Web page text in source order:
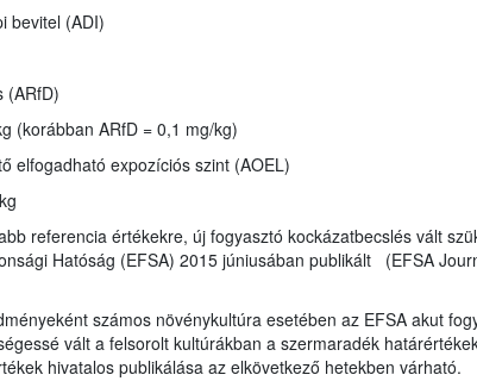
bevitel (ADI)
(ARfD)
ARfD = 0,1 mg/kg)
elfogadható expozíciós szint (AOEL)
referencia értékekre, új fogyasztó kockázatbecslés vált
Hatóság (EFSA) 2015 júniusában publikált (EFSA
számos növénykultúra esetében az EFSA akut
vált a felsorolt kultúrákban a szermaradék
hivatalos publikálása az elkövetkező hetekben várható.